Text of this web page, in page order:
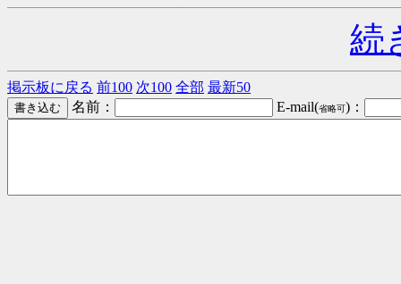
続
掲示板に戻る 前100 次100 全部 最新50
名前：
E-mail(省略可)：